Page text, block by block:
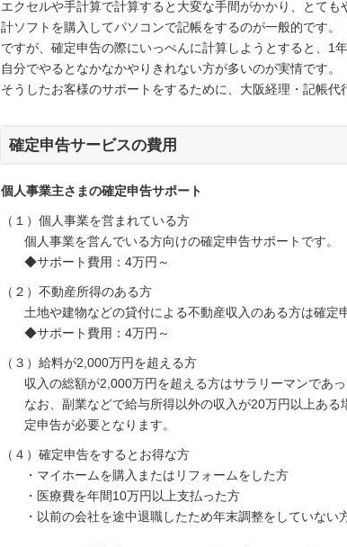
エクセルや手計算で計算すると大変な手間がかかり、とて
計ソフトを購入してパソコンで記帳をするのが一般的です。
ですが、確定申告の際にいっぺんに計算しようとすると、1
自分でやるとなかなかやりきれない方が多いのが実情です。
そうしたお客様のサポートをするために、大阪経理・記帳
確定申告サービスの費用
個人事業主さまの確定申告サポート
（１）個人事業を営まれている方
個人事業を営んでいる方向けの確定申告サポートです。
◆サポート費用：4万円～
（２）不動産所得のある方
土地や建物などの貸付による不動産収入のある方は確定
◆サポート費用：4万円～
（３）給料が2,000万円を超える方
収入の総額が2,000万円を超える方はサラリーマンであっ
なお、副業などで給与所得以外の収入が20万円以上あ
定申告が必要となります。
（４）確定申告をするとお得な方
・マイホームを購入またはリフォームをした方
・医療費を年間10万円以上支払った方
・以前の会社を途中退職したため年末調整をしていない